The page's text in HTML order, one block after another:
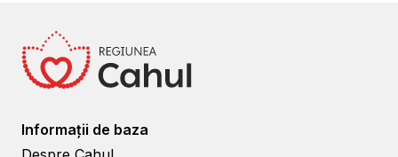
Informații de baza